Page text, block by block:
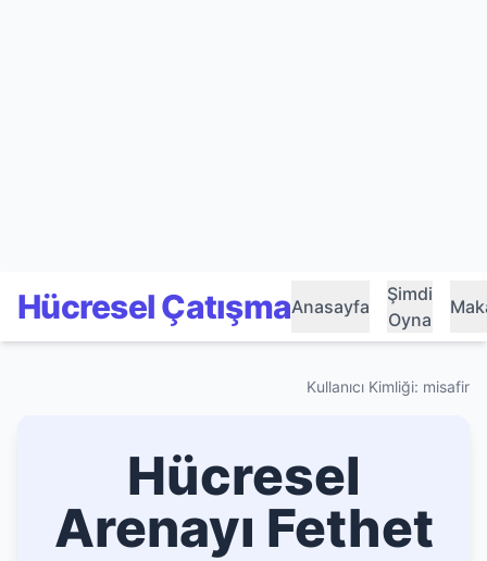
Hücresel ÇatışmaAnasayfa
Şimdi
Oyna
Kullanıcı Kimliği: misafir
Hücresel
Arenayı Fethet